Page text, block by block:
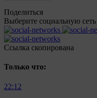
Поделиться
Выберите социальную сеть
Ccылка скопирована
Только что:
22:12